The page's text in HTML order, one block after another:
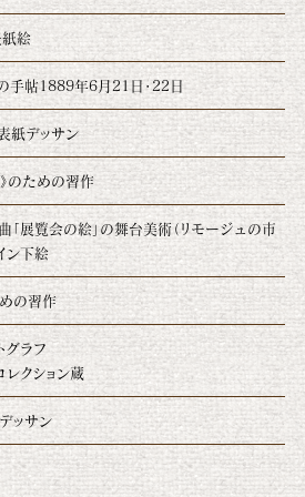
紙絵
手帖1889年6月21日・22日
紙デッサン
のための習作
「展覧会の絵」の舞台美術（リモージュの市
ン下絵
の習作
グラフ
レクション蔵
ッサン